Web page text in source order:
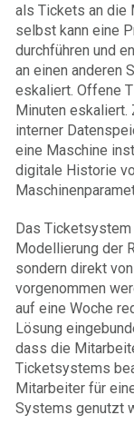
als Tickets an die
selbst kann eine
durchführen und
an einen anderen
eskaliert. Offene
Minuten
interner
eine Maschine
digitale Historie
Das
Modellierung der
sondern direkt
vorgenommen
auf eine Woche
Lösung
dass die
Ticketsystems
Mitarbeiter für
Systems genutzt